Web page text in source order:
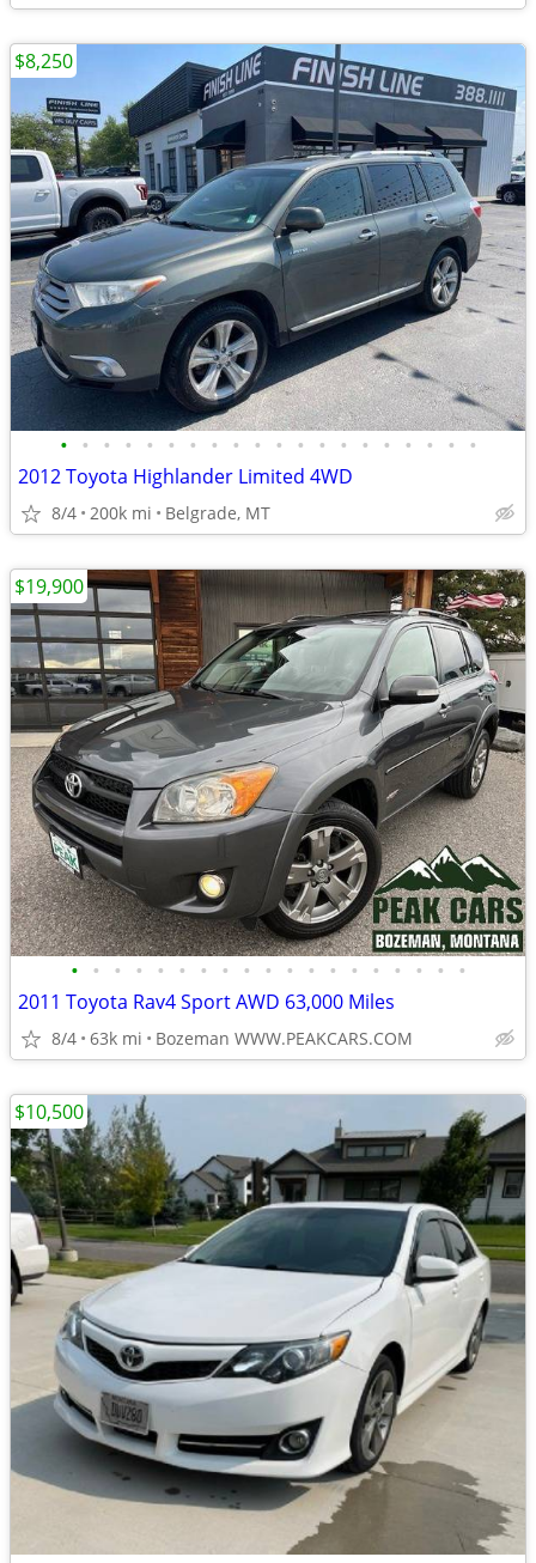
• • • • • • • • • • • • • • • • • • • •
2012 Toyota Highlander Limited 4WD
8/4 200k mi Belgrade, MT
$8,250
• • • • • • • • • • • • • • • • • • •
2011 Toyota Rav4 Sport AWD 63,000 Miles
8/4 63k mi Bozeman WWW.PEAKCARS.COM
$19,900
$10,500